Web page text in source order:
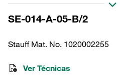
Diámetro interior
(mm): 91 Sellado:
SE-014-A-05-B/2
Stauff Mat. No. 1020002255
Ver Técnicas